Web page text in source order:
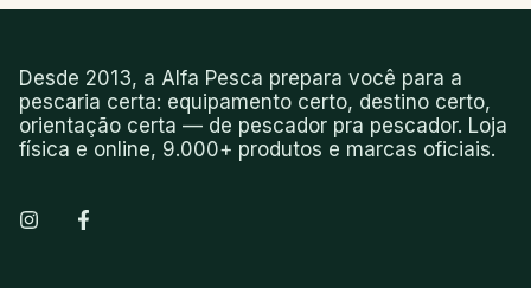
Desde 2013, a Alfa Pesca prepara você para a
pescaria certa: equipamento certo, destino certo,
orientação certa — de pescador pra pescador. Loja
física e online, 9.000+ produtos e marcas oficiais.